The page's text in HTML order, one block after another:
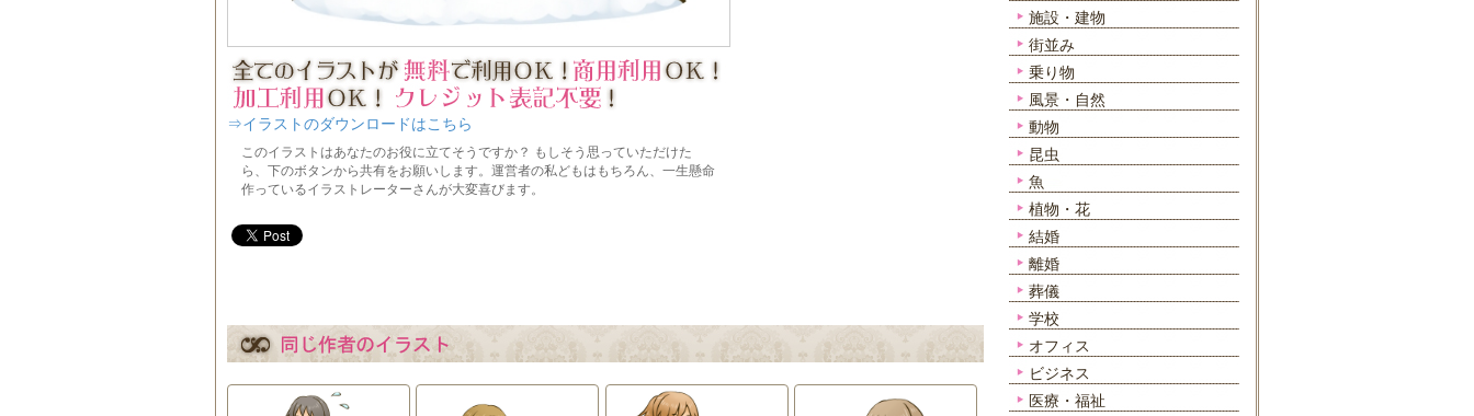
⇒イラストのダウンロードはこちら
施設・建物
街並み
乗り物
風景・自然
動物
昆虫
魚
植物・花
結婚
離婚
葬儀
学校
オフィス
ビジネス
医療・福祉